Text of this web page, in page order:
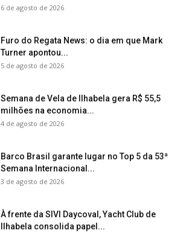
6 de agosto de 2026
Furo do Regata News: o dia em que Mark
Turner apontou...
5 de agosto de 2026
Semana de Vela de Ilhabela gera R$ 55,5
milhões na economia...
4 de agosto de 2026
Barco Brasil garante lugar no Top 5 da 53ª
Semana Internacional...
3 de agosto de 2026
À frente da SIVI Daycoval, Yacht Club de
Ilhabela consolida papel...